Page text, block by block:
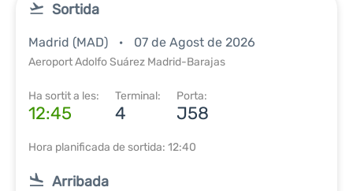
Sortida
Madrid (MAD) 07 de Agost de 2026
Aeroport Adolfo Suárez Madrid-Barajas
Ha sortit a les:
12:45
Terminal:
4
Porta:
J58
Hora planificada de sortida: 12:40
Arribada